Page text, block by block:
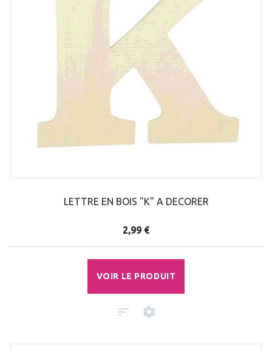
LETTRE EN BOIS "K" A DECORER
2,99 €
VOIR LE PRODUIT